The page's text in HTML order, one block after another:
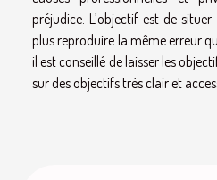
préjudice. L’objectif est de
plus reproduire la même erreur
il est conseillé de laisser les
sur des objectifs très clair et